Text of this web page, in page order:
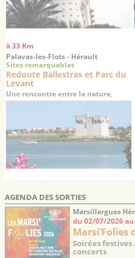
à 33 Km
Palavas-les-Flots - Hérault
Sites remarquables
Redoute Ballestras et Parc du
Levant
Une rencontre entre la nature,
l'histoire et la culture
AGENDA DES SORTIES
Marsillargues
du 02/07/2026
Marsi’Folies
Soirées
concerts